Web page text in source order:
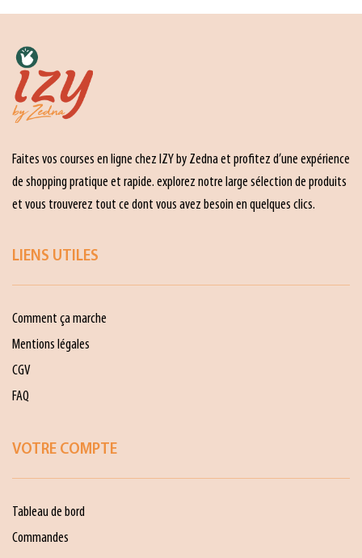
Faites vos courses en ligne chez IZY by Zedna et profitez d’une expérience
de shopping pratique et rapide. explorez notre large sélection de produits
et vous trouverez tout ce dont vous avez besoin en quelques clics.
LIENS UTILES
Comment ça marche
Mentions légales
CGV
FAQ
VOTRE COMPTE
Tableau de bord
Commandes